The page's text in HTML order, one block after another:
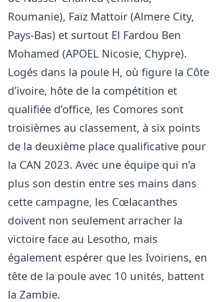
Roumanie), Faïz Mattoir (Almere City,
Pays-Bas) et surtout El Fardou Ben
Mohamed (APOEL Nicosie, Chypre).
Logés dans la poule H, où figure la Côte
d’ivoire, hôte de la compétition et
qualifiée d’office, les Comores sont
troisièmes au classement, à six points
de la deuxième place qualificative pour
la CAN 2023. Avec une équipe qui n’a
plus son destin entre ses mains dans
cette campagne, les Cœlacanthes
doivent non seulement arracher la
victoire face au Lesotho, mais
également espérer que les Ivoiriens, en
tête de la poule avec 10 unités, battent
la Zambie.